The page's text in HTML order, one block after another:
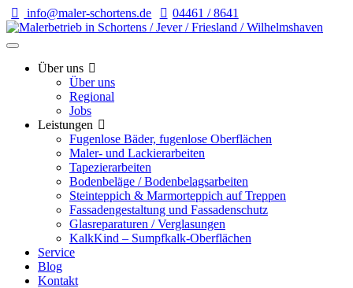
info@maler-schortens.de 04461 / 8641
Über uns
Über uns
Regional
Jobs
Leistungen
Fugenlose Bäder, fugenlose Oberflächen
Maler- und Lackierarbeiten
Tapezierarbeiten
Bodenbeläge / Bodenbelagsarbeiten
Steinteppich & Marmorteppich auf Treppen
Fassadengestaltung und Fassadenschutz
Glasreparaturen / Verglasungen
KalkKind – Sumpfkalk-Oberflächen
Service
Blog
Kontakt